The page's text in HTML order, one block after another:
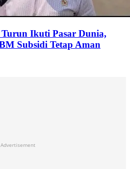
Ikuti Pasar Dunia,
Subsidi Tetap Aman
Advertisement